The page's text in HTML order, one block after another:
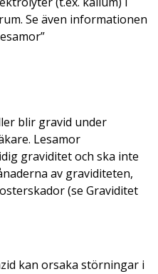
Se även informationen
blir gravid under
Lesamor
graviditet och ska inte
av graviditeten,
(se Graviditet
kan orsaka störningar i